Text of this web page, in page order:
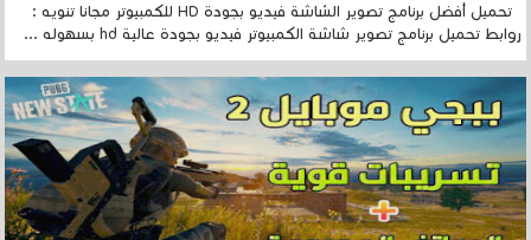
تحميل أفضل برنامج تصوير الشاشة فيديو بجودة HD للكمبيوتر مجانا تنويه :
روابط تحميل برنامج تصوير شاشة الكمبيوتر فيديو بجودة عالية hd بسهوله ...